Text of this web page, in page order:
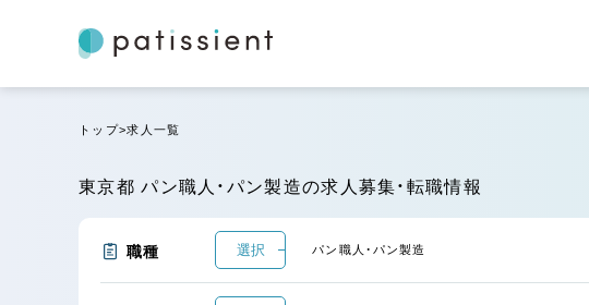
トップ 求人一覧
東京都 パン職人・パン製造の求人募集・転職情報
職種 選択 パン職人・パン製造